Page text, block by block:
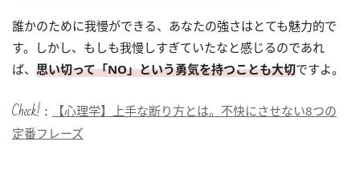
誰かのために我慢ができる、あなたの強さはとても魅力的で
す。しかし、もしも我慢しすぎていたなと感じるのであれ
ば、 思い切って「NO」という勇気を持つことも大切ですよ。
Check!：
【心理学】上手な断り方とは。不快にさせない8つの
定番フレーズ